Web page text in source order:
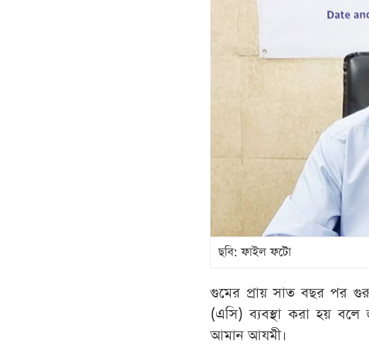
ছবি: ফাইল ফটো
গুমের প্রায় সাত বছর পর
(এসি) ব্যবস্থা করা হয় বলে
আমান আযমী।